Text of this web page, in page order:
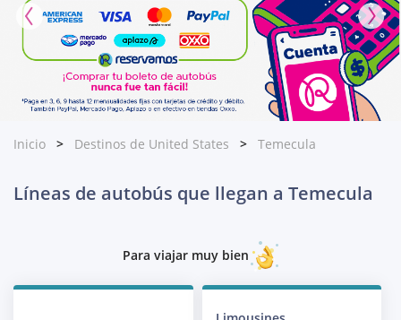
Inicio Destinos de United States Temecula
Líneas de autobús que llegan a Temecula
Para viajar muy bien